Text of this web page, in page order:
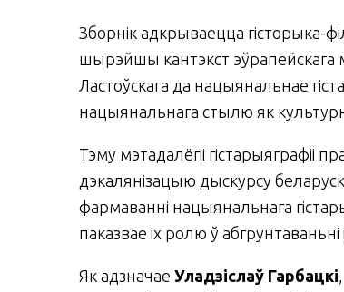
Зборнік адкрываецца гісторыка-
шырэйшы кантэкст эўрапейскага
Ластоўскага да нацыянальнае
нацыянальнага стылю як
Тэму мэтадалёгіі гістарыяграфіі
дэкалянізацыю дыскурсу
фармаванні нацыянальнага
паказвае іх ролю ў
Як адзначае Уладзіслаў Гарбацкі